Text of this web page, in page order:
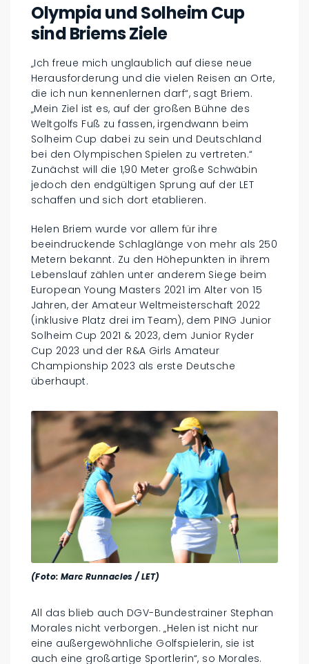
Olympia und Solheim Cup
sind Briems Ziele
„Ich freue mich unglaublich auf diese neue
Herausforderung und die vielen Reisen an Orte,
die ich nun kennenlernen darf“, sagt Briem.
„Mein Ziel ist es, auf der großen Bühne des
Weltgolfs Fuß zu fassen, irgendwann beim
Solheim Cup dabei zu sein und Deutschland
bei den Olympischen Spielen zu vertreten.“
Zunächst will die 1,90 Meter große Schwäbin
jedoch den endgültigen Sprung auf der LET
schaffen und sich dort etablieren.
Helen Briem wurde vor allem für ihre
beeindruckende Schlaglänge von mehr als 250
Metern bekannt. Zu den Höhepunkten in ihrem
Lebenslauf zählen unter anderem Siege beim
European Young Masters 2021 im Alter von 15
Jahren, der Amateur Weltmeisterschaft 2022
(inklusive Platz drei im Team), dem PING Junior
Solheim Cup 2021 & 2023, dem Junior Ryder
Cup 2023 und der R&A Girls Amateur
Championship 2023 als erste Deutsche
überhaupt.
(Foto: Marc Runnacles / LET)
All das blieb auch DGV-Bundestrainer Stephan
Morales nicht verborgen. „Helen ist nicht nur
eine außergewöhnliche Golfspielerin, sie ist
auch eine großartige Sportlerin“, so Morales.